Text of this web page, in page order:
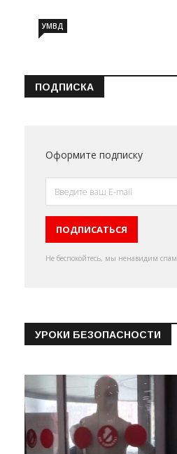
УМВД
ПОДПИСКА
Оформите подписку
Не беспокойтесь, мы ненавидим спам
УРОКИ БЕЗОПАСНОСТИ